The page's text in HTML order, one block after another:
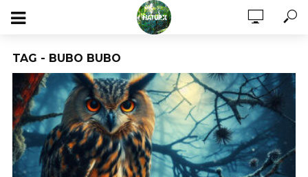
TAG - BUBO BUBO